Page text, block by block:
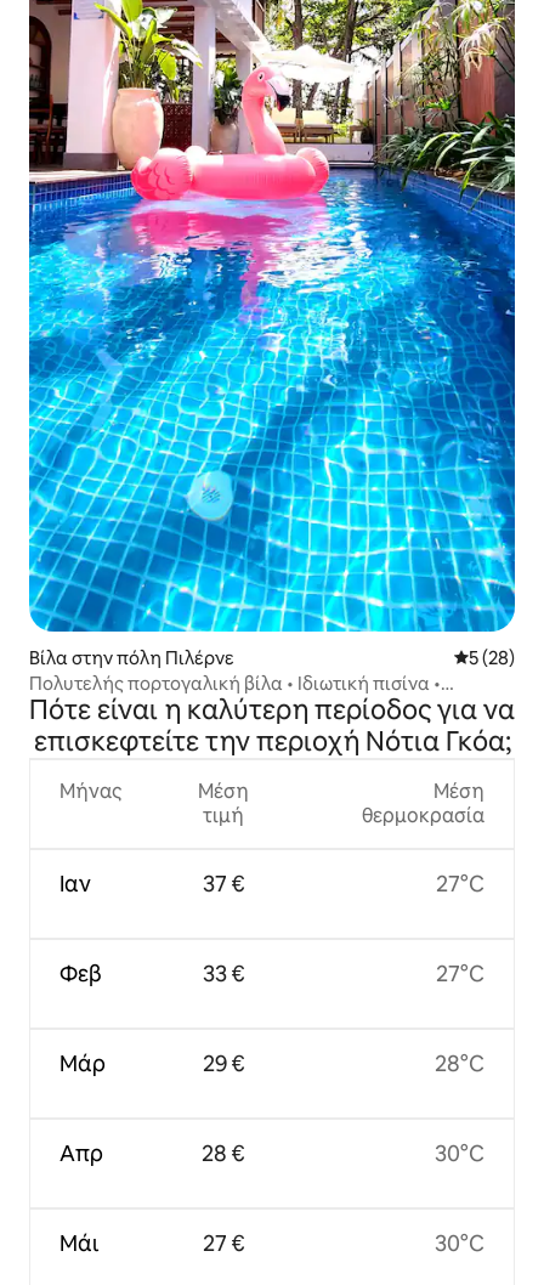
Βίλα στην πόλη Πιλέρνε Μέση
5 (28)
Πολυτελής πορτογαλική βίλα • Ιδιωτική πισίνα •
Candolim
Πότε είναι η καλύτερη περίοδος για να
επισκεφτείτε την περιοχή Νότια Γκόα;
Μήνας
Ιαν
Φεβ
Μάρ
Απρ
Μάι
Μέση
τιμή
37 €
33 €
29 €
28 €
27 €
Μέση
θερμοκρασία
27°C
27°C
28°C
30°C
30°C